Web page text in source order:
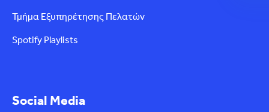
Τμήμα Εξυπηρέτησης Πελατών
Spotify Playlists
Social Media